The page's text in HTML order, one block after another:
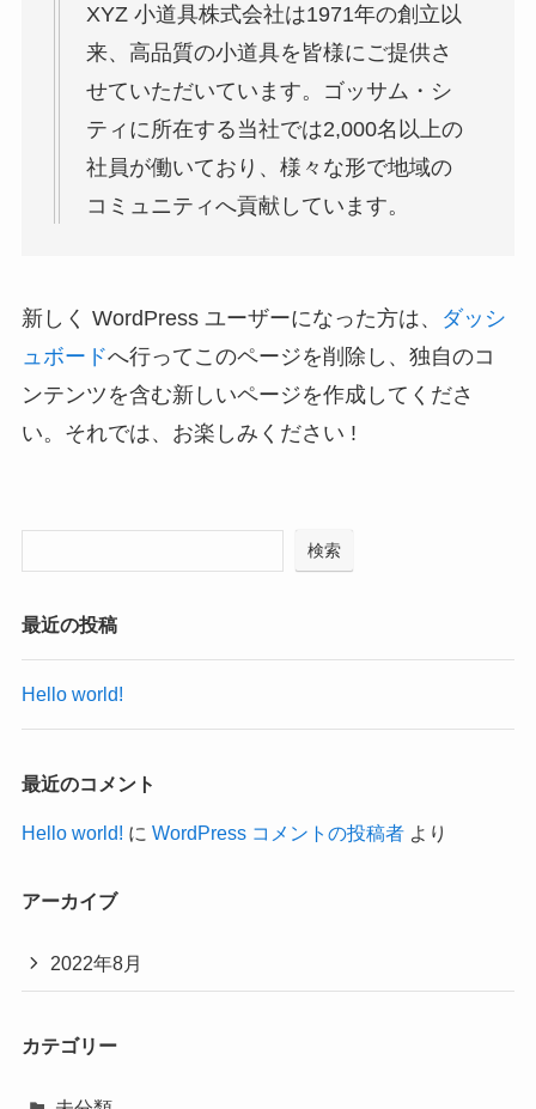
XYZ 小道具株式会社は1971年の創立以
来、高品質の小道具を皆様にご提供さ
せていただいています。ゴッサム・シ
ティに所在する当社では2,000名以上の
社員が働いており、様々な形で地域の
コミュニティへ貢献しています。
新しく WordPress ユーザーになった方は、
ダッシ
ュボードへ行ってこのページを削除し、独自のコ
ンテンツを含む新しいページを作成してくださ
い。それでは、お楽しみください !
検索
最近の投稿
Hello world!
最近のコメント
Hello world! に WordPress コメントの投稿者より
アーカイブ
2022年8月
カテゴリー